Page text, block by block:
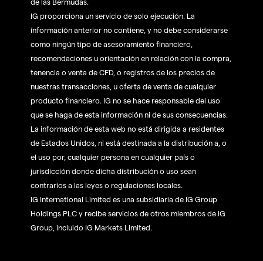
IG proporciona un servicio de solo ejecución. La
información anterior no contiene, y no debe considerarse
como ningún tipo de asesoramiento financiero,
recomendaciones u orientación en relación con la compra,
tenencia o venta de CFD, o registros de los precios de
nuestras transacciones, u oferta de venta de cualquier
producto financiero. IG no se hace responsable del uso
que se haga de esta información ni de sus consecuencias.
La información de esta web no está dirigida a residentes
de Estados Unidos, ni está destinada a la distribución a, o
el uso por, cualquier persona en cualquier país o
jurisdicción donde dicha distribución o uso sean
contrarios a las leyes o regulaciones locales.
IG International Limited es una subsidiaria de IG Group
Holdings PLC y recibe servicios de otros miembros de IG
Group, incluido IG Markets Limited.